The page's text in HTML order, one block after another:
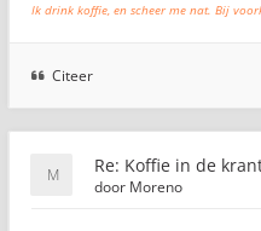
Ik drink koffie, en scheer me nat. Bij
Citeer
Re: Koffie in de
door Moreno